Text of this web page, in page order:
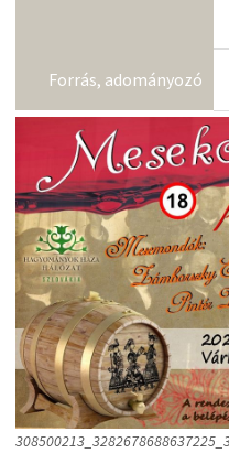
Forrás, adományozó